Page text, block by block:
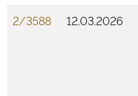
2/3588
12.03.2026